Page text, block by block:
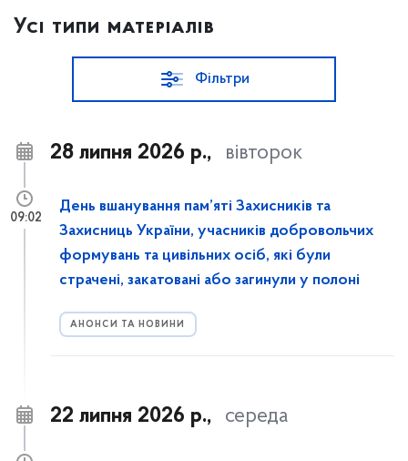
Усі типи матеріалів
Фільтри
28 липня 2026 р., вівторок
День вшанування пам’яті Захисників та
Захисниць України, учасників добровольчих
формувань та цивільних осіб, які були
страчені, закатовані або загинули у полоні
АНОНСИ ТА НОВИНИ
09:02
22 липня 2026 р., середа